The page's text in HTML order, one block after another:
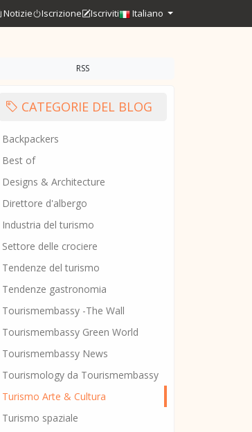
Notizie Iscrizione Iscriviti Italiano
RSS
CATEGORIE DEL BLOG
Backpackers
Best of
Designs & Architecture
Direttore d'albergo
Industria del turismo
Settore delle crociere
Tendenze del turismo
Tendenze gastronomia
Tourismembassy -The Wall
Tourismembassy Green World
Tourismembassy News
Tourismology da Tourismembassy
Turismo Arte & Cultura
Turismo spaziale